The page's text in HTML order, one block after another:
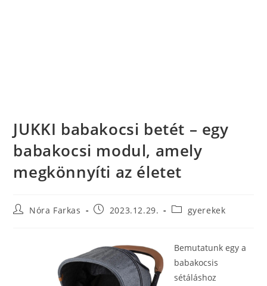
JUKKI babakocsi betét – egy
babakocsi modul, amely
megkönnyíti az életet
Nóra Farkas 2023.12.29. gyerekek
Bemutatunk egy a
babakocsis
sétáláshoz